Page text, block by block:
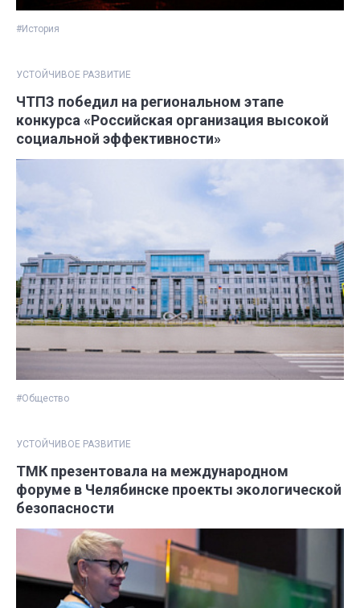
#История
УСТОЙЧИВОЕ РАЗВИТИЕ
ЧТПЗ победил на региональном этапе
конкурса «Российская организация высокой
социальной эффективности»
#Общество
УСТОЙЧИВОЕ РАЗВИТИЕ
ТМК презентовала на международном
форуме в Челябинске проекты экологической
безопасности